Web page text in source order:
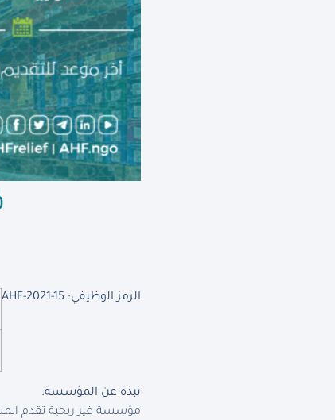
الرمز الوظيفي: AHF-2021-15
نبذة عن المؤسسة:
مؤسسة غير ربحية تقدم